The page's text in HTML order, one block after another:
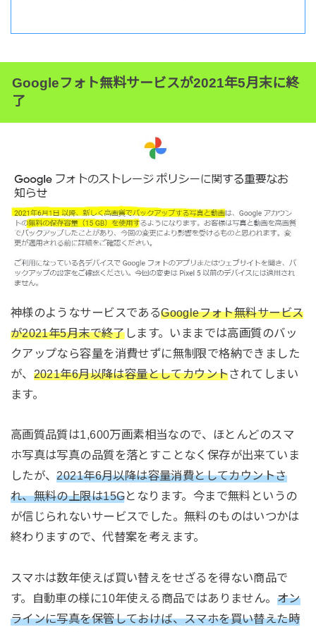
Googleフォト無料サービスが2021年5月末に終
了
神様のようなサービスであるGoogleフォト無料サービス
が2021年5月末で終了します。いままでは高画質のバッ
クアップなら容量を消費せずに無制限で格納できました
が、 2021年6月以降は容量としてカウントされてしまい
ます。
高画質品質は1,600万画素相当なので、ほとんどのスマ
ホ写真は写真の品質を落とすことなく保存が出来ていま
したが、2021年6月以降は容量消費としてカウントさ
れ、無料の上限は15Gとなります。今まで無料というの
が信じられないサービスでした。無料のものはいつかは
終わりますので、代替案を考えます。
スマホは数年使えば買い替えをせざるを得ない商品で
す。自動車の様に10年使える商品ではありません。 オン
ラインに写真を保管しておけば、スマホを買い替えた時